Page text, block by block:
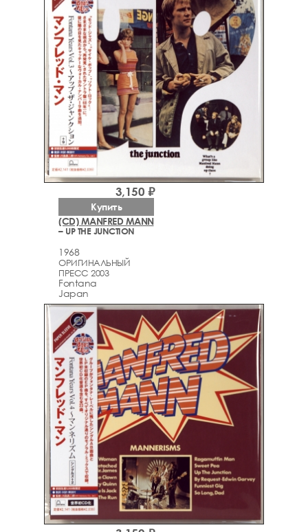
(CD) MANFRED MANN
– UP THE JUNCTION
1968
ОРИГИНАЛЬНЫЙ
ПРЕСС 2003
Fontana
Japan
3,150 ₽
Купить